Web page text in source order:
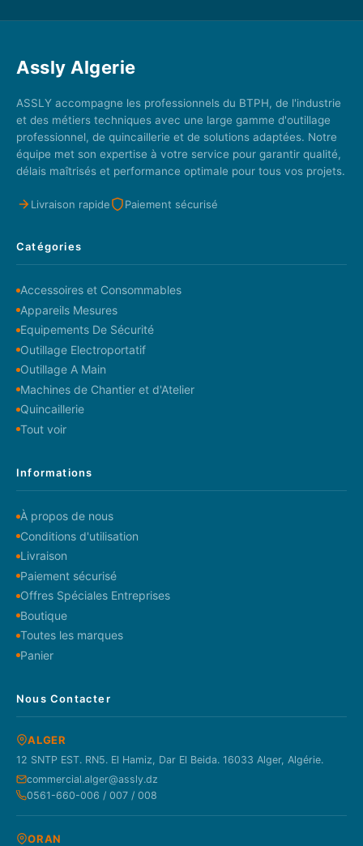
Assly Algerie
ASSLY accompagne les professionnels du BTPH, de l'industrie
et des métiers techniques avec une large gamme d'outillage
professionnel, de quincaillerie et de solutions adaptées. Notre
équipe met son expertise à votre service pour garantir qualité,
délais maîtrisés et performance optimale pour tous vos projets.
Livraison rapide Paiement sécurisé
Catégories
Accessoires et Consommables
Appareils Mesures
Equipements De Sécurité
Outillage Electroportatif
Outillage A Main
Machines de Chantier et d'Atelier
Quincaillerie
Tout voir
Informations
À propos de nous
Conditions d'utilisation
Livraison
Paiement sécurisé
Offres Spéciales Entreprises
Boutique
Toutes les marques
Panier
Nous Contacter
ALGER
12 SNTP EST. RN5. El Hamiz, Dar El Beida. 16033 Alger, Algérie.
commercial.alger@assly.dz
0561-660-006 / 007 / 008
ORAN